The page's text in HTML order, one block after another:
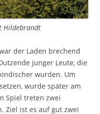
Hildebrandt
der Laden brechend
junger Leute, die
wurden. Um
wurde später am
Spiel treten zwei
Ziel ist es auf gut zwei